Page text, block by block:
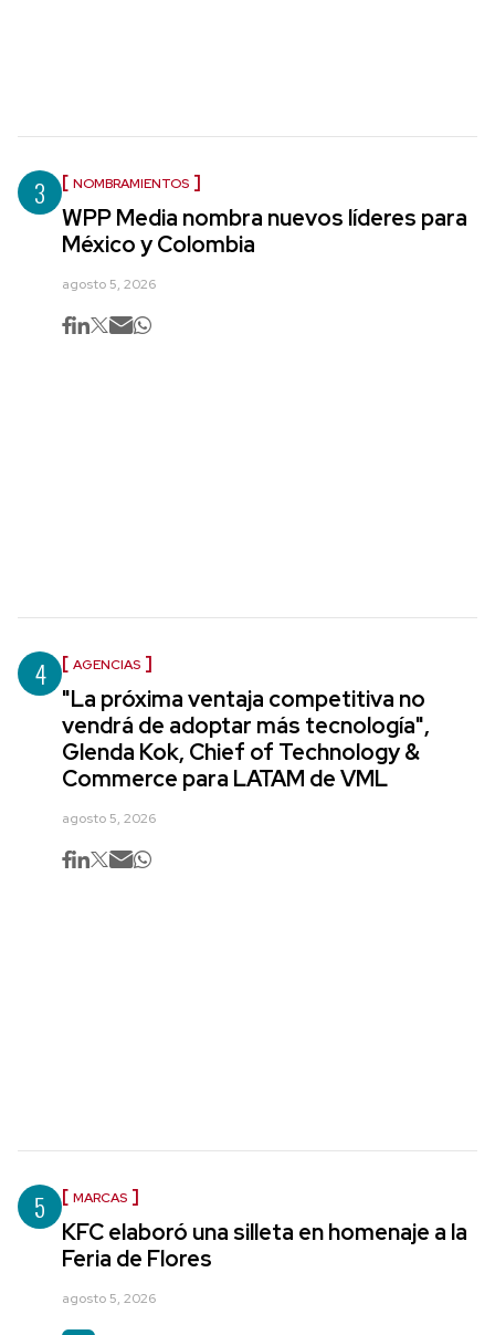
3 NOMBRAMIENTOS
WPP Media nombra nuevos líderes para
México y Colombia
agosto 5, 2026
4 AGENCIAS
"La próxima ventaja competitiva no
vendrá de adoptar más tecnología",
Glenda Kok, Chief of Technology &
Commerce para LATAM de VML
agosto 5, 2026
5 MARCAS
KFC elaboró una silleta en homenaje a la
Feria de Flores
agosto 5, 2026